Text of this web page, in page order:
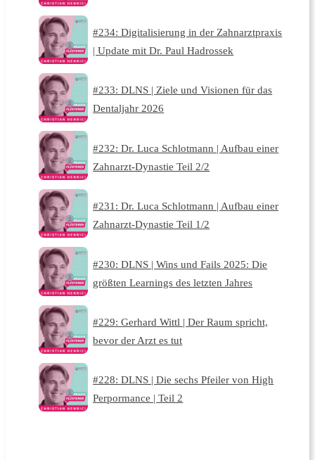
#234: Digitalisierung in der Zahnarztpraxis
| Update mit Dr. Paul Hadrossek
#233: DLNS | Ziele und Visionen für das
Dentaljahr 2026
#232: Dr. Luca Schlotmann | Aufbau einer
Zahnarzt-Dynastie Teil 2/2
#231: Dr. Luca Schlotmann | Aufbau einer
Zahnarzt-Dynastie Teil 1/2
#230: DLNS | Wins und Fails 2025: Die
größten Learnings des letzten Jahres
#229: Gerhard Wittl | Der Raum spricht,
bevor der Arzt es tut
#228: DLNS | Die sechs Pfeiler von High
Perpormance | Teil 2